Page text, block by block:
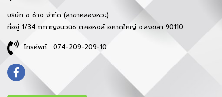
บริษัท ช ช้าง จำกัด (สาขาคลองหวะ)
ที่อยู่ 1/34 ถ.กาญจนวนิช ต.คอหงส์ อ.หาดใหญ่ จ.สงขลา 90110
โทรศัพท์ : 074-209-209-10